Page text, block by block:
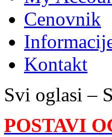
Cenovnik
Kontakt
Svi oglasi –
POSTAVI